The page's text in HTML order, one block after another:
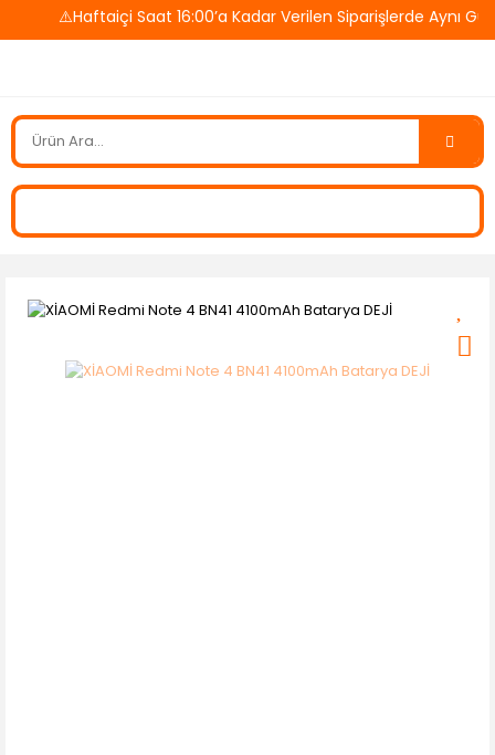
⚠️Haftaiçi Saat 16:00’a Kadar Verilen Siparişlerde Aynı